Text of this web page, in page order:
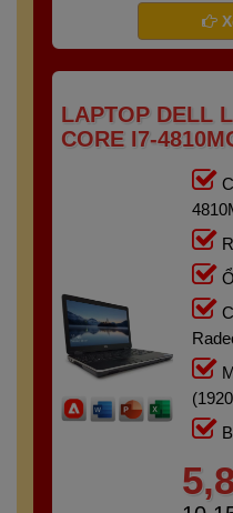
LAPTOP DELL
CORE I7-
GB SSD/ AMD